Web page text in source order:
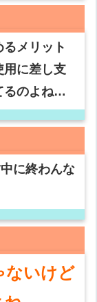
メリット
用に差し支
るのよね…
に終わんな
ないけど